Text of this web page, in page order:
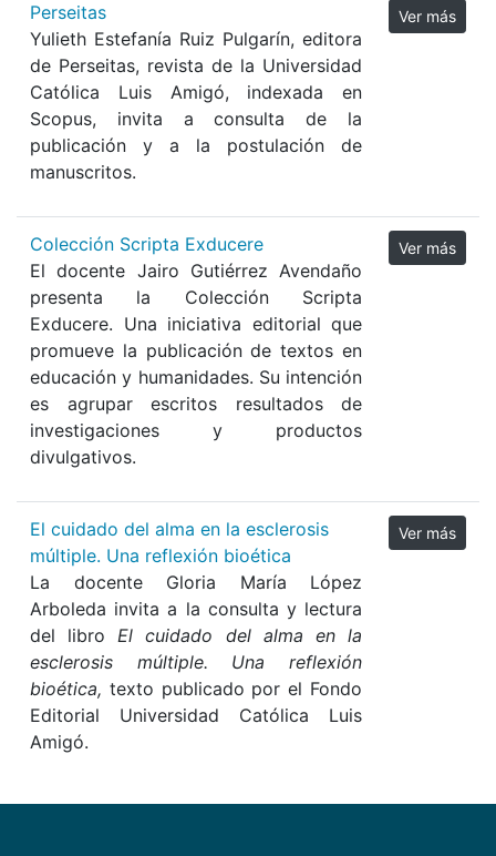
Perseitas
Yulieth Estefanía Ruiz Pulgarín, editora
de Perseitas, revista de la Universidad
Católica Luis Amigó, indexada en
Scopus, invita a consulta de la
publicación y a la postulación de
manuscritos.
Ver más
Colección Scripta Exducere
El docente Jairo Gutiérrez Avendaño
presenta la Colección Scripta
Exducere. Una iniciativa editorial que
promueve la publicación de textos en
educación y humanidades. Su intención
es agrupar escritos resultados de
investigaciones y productos
divulgativos.
Ver más
El cuidado del alma en la esclerosis
múltiple. Una reflexión bioética
La docente Gloria María López
Arboleda invita a la consulta y lectura
del libroEl cuidado del alma en la
esclerosis múltiple. Una reflexión
bioética, texto publicado por el Fondo
Editorial Universidad Católica Luis
Amigó.
Ver más